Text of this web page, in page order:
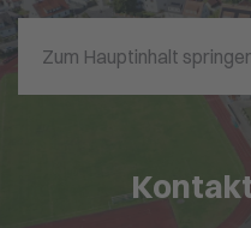
Zum Hauptinhalt